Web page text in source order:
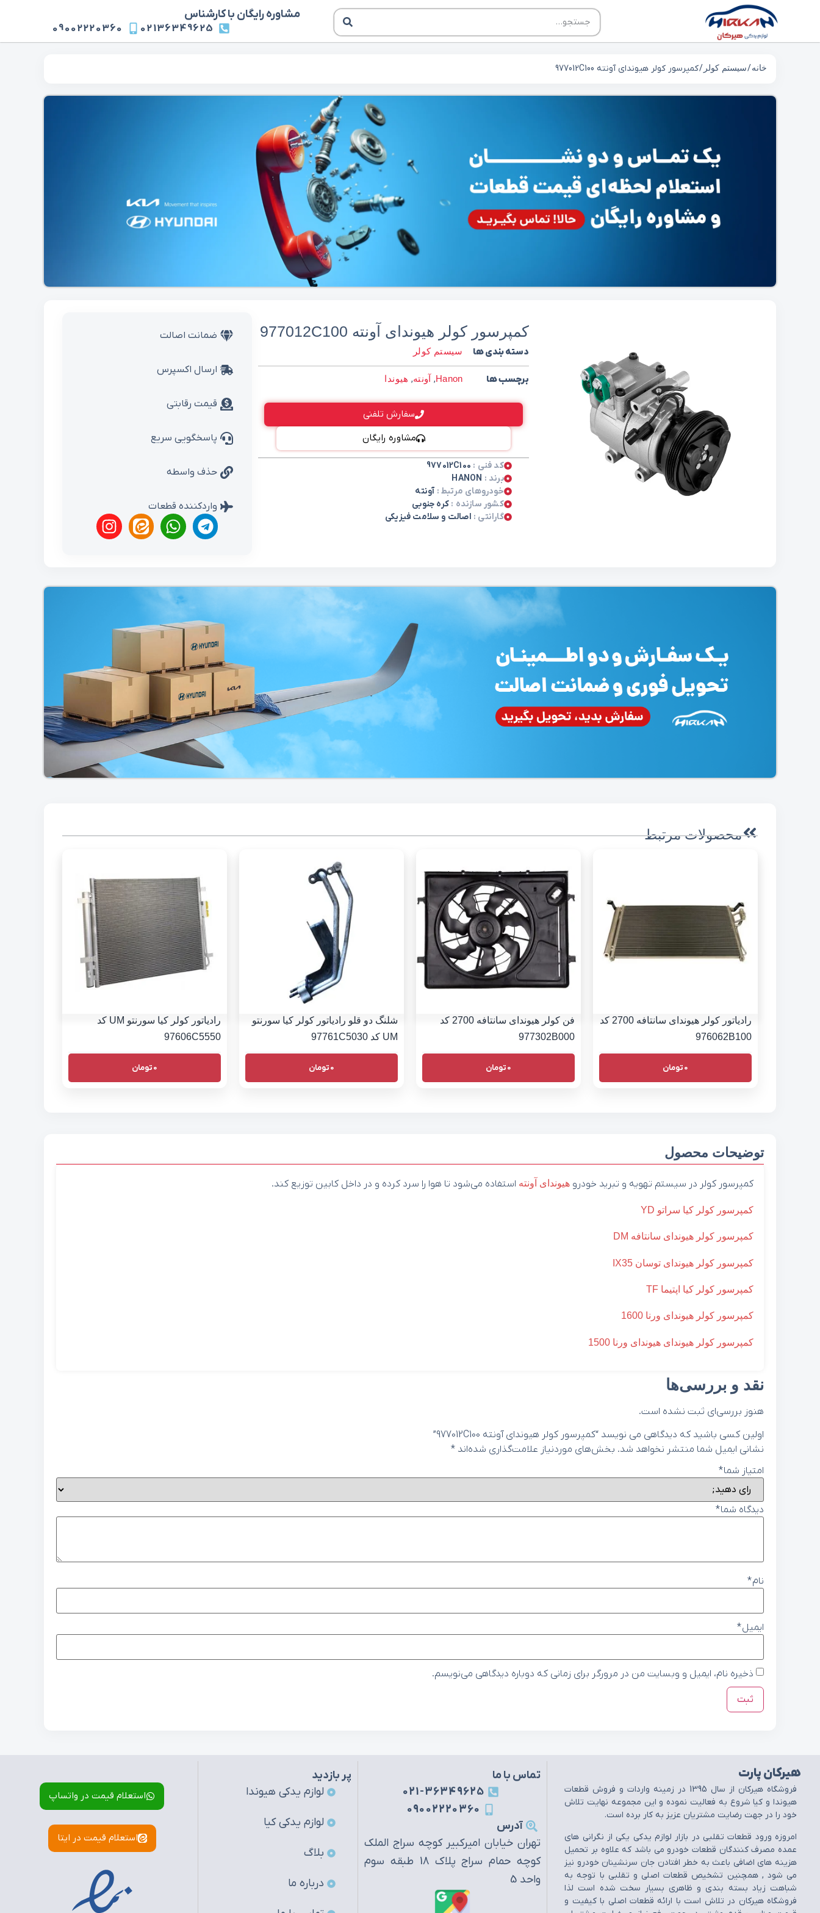
مشاوره رایگان با کارشناس
02136349625
09002220360
خانه/سیستم کولر / کمپرسور کولر هیوندای آونته 977012C100
کمپرسور کولر هیوندای آونته 977012C100
دسته بندی ها سیستم کولر
برچسب ها Hanon
, آونته, هیوندا
سفارش تلفنی
مشاوره رایگان
کد فنی : 977012C100
برند : HANON
خودروهای مرتبط : آونته
کشور سازنده :کره جنوبی
گارانتی : اصالت و سلامت فیزیکی
ضمانت اصالت
ارسال اکسپرس
قیمت رقابتی
پاسخگویی سریع
حذف واسطه
واردکننده قطعات
محصولات مرتبط
رادیاتور کولر هیوندای سانتافه 2700 کد
976062B100
0تومان
فن کولر هیوندای سانتافه 2700 کد
977302B000
0تومان
شلنگ دو قلو رادیاتور کولر کیا سورنتو
UM کد 97761C5030
0تومان
رادیاتور کولر کیا سورنتو UM کد
97606C5550
0تومان
توضیحات محصول
کمپرسور کولر در سیستم تهویه و تبرید خودرو هیوندای آونته استفاده می‌شود تا هوا را سرد کرده و در داخل کابین توزیع کند.
کمپرسور کولر کیا سراتو YD
کمپرسور کولر هیوندای سانتافه DM
کمپرسور کولر هیوندای توسان IX35
کمپرسور کولر کیا اپتیما TF
کمپرسور کولر هیوندای ورنا 1600
کمپرسور کولر هیوندای هیوندای ورنا 1500
نقد و بررسی‌ها
هنوز بررسی‌ای ثبت نشده است.
اولین کسی باشید که دیدگاهی می نویسد “کمپرسور کولر هیوندای آونته 977012C100”
نشانی ایمیل شما منتشر نخواهد شد. بخش‌های موردنیاز علامت‌گذاری شده‌اند *
امتیاز شما*
دیدگاه شما*
نام*
ایمیل*
ذخیره نام، ایمیل و وبسایت من در مرورگر برای زمانی که دوباره دیدگاهی می‌نویسم.
هیرکان پارت
فروشگاه هيرکان از سال 1395 در زمينه واردات و فروش قطعات
هيوندا و کيا شروع به فعاليت نموده و اين مجموعه نهايت تلاش
خود را در جهت رضايت مشتريان عزيز به کار برده است.
امروزه ورود قطعات تقلبي در بازار لوازم يدکي يکي از نگراني هاي
عمده مصرف کنندگان قطعات خودرو مي باشد که علاوه بر تحميل
هزينه هاي اضافي باعث به خطر افتادن جان سرنشينان خودرو نيز
مي شود , همچنين تشخيص قطعات اصلي و تقلبي با توجه به
شباهت زياد بسته بندي و ظاهري بسيار سخت شده است لذا
فروشگاه هيرکان در تلاش است با ارائه قطعات اصلي با کيفيت و
تماس با ما
021-36349625
09002220360
آدرس
تهران خیابان امیرکبیر کوچه سراج الملک
کوچه حمام سراج پلاک 18 طبقه سوم
واحد 5
پر بازدید
لوازم یدکی هیوندا
لوازم یدکی کیا
بلاگ
درباره ما
استعلام قیمت در واتساپ
استعلام قیمت در ایتا